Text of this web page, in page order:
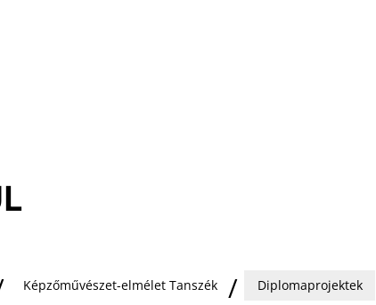
Képzőművészet-elmélet Tanszék Diplomaprojektek